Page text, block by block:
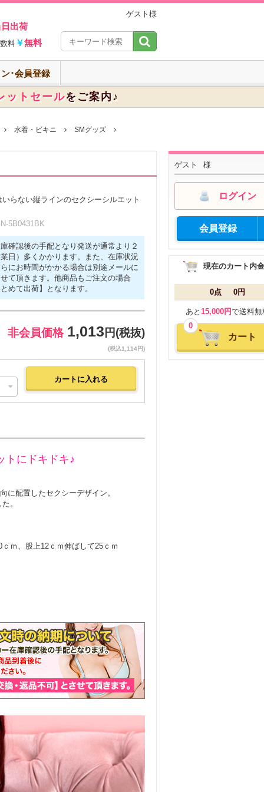
ゲスト様
出荷
料 ￥無料
･会員登録
ットセールをご案内♪
水着・ビキニ SMグッズ
ゲスト 様
ログイン
会員登録
現在のカート内
0点 0円
あと 15,000円で送料無
0
カート
らない縦ラインのセクシーシルエット
5B0431BK
確認後の手配となり発送が通常より２
日）多くかかります。また、在庫状況
にお時間がかかる場合は別途メールに
て頂きます。他商品もご注文の場合
めて出荷】となります。
非会員価格 1,013 円(税抜)
(税込1,114円)
トにドキドキ♪
に配置したセクシーデザイン。
。
ｍ、股上12ｃｍ伸ばして25ｃｍ